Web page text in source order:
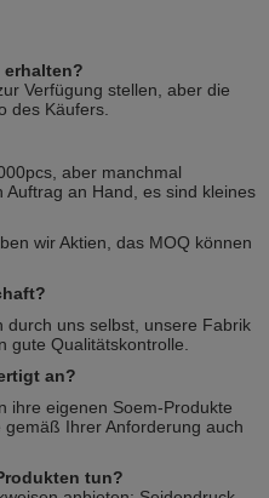
erhalten?
Verfügung stellen, aber die
des Käufers.
aber manchmal
an Hand, es sind kleines
wir Aktien, das MOQ können
durch uns selbst, unsere Fabrik
gute Qualitätskontrolle.
an?
ihre eigenen Soem-Produkte
Ihrer Anforderung auch
tun?